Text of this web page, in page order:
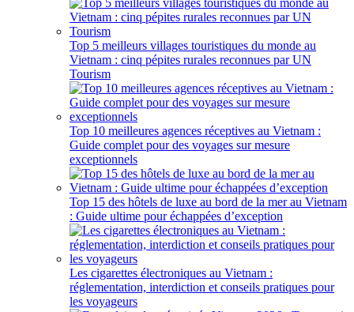
Top 5 meilleurs villages touristiques du monde au
Vietnam : cinq pépites rurales reconnues par UN
Tourism
Top 10 meilleures agences réceptives au Vietnam :
Guide complet pour des voyages sur mesure
exceptionnels
Top 15 des hôtels de luxe au bord de la mer au Vietnam
: Guide ultime pour échappées d’exception
Les cigarettes électroniques au Vietnam :
réglementation, interdiction et conseils pratiques pour
les voyageurs